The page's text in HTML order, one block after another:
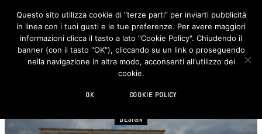
F
c
e
b
o
I
n
s
t
DESIGN
Questo sito utilizza cookie di “terze parti” per inviarti pubblicità
in linea con i tuoi gusti e le tue preferenze. Per avere maggiori
informazioni clicca il tasto a lato "Cookie Policy". Chiudendo il
banner (con il tasto "OK"), cliccando su un link o proseguendo
nella navigazione in altra modo, acconsenti all'utilizzo dei
cookie.
OK COOKIE POLICY